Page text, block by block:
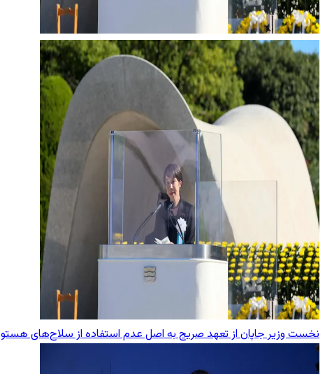
نخست وزیر جاپان از تعهد صریح به اصل عدم استفاده از سلاح‌های